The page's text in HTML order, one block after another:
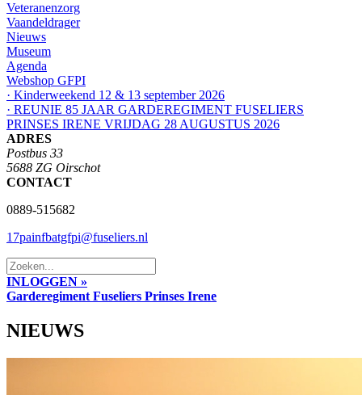
Veteranenzorg
Vaandeldrager
Nieuws
Museum
Agenda
Webshop GFPI
· Kinderweekend 12 & 13 september 2026
· REUNIE 85 JAAR GARDEREGIMENT FUSELIERS
PRINSES IRENE VRIJDAG 28 AUGUSTUS 2026
ADRES
Postbus 33
5688 ZG Oirschot
CONTACT
0889-515682
17painfbatgfpi@fuseliers.nl
INLOGGEN »
Garderegiment Fuseliers Prinses Irene
NIEUWS